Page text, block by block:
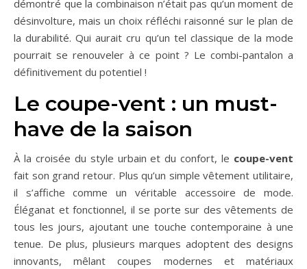
démontré que la combinaison n’était pas qu’un moment de
désinvolture, mais un choix réfléchi raisonné sur le plan de
la durabilité. Qui aurait cru qu’un tel classique de la mode
pourrait se renouveler à ce point ? Le combi-pantalon a
définitivement du potentiel !
Le coupe-vent : un must-
have de la saison
À la croisée du style urbain et du confort, le coupe-vent
fait son grand retour. Plus qu’un simple vêtement utilitaire,
il s’affiche comme un véritable accessoire de mode.
Éléganat et fonctionnel, il se porte sur des vêtements de
tous les jours, ajoutant une touche contemporaine à une
tenue. De plus, plusieurs marques adoptent des designs
innovants, mêlant coupes modernes et matériaux